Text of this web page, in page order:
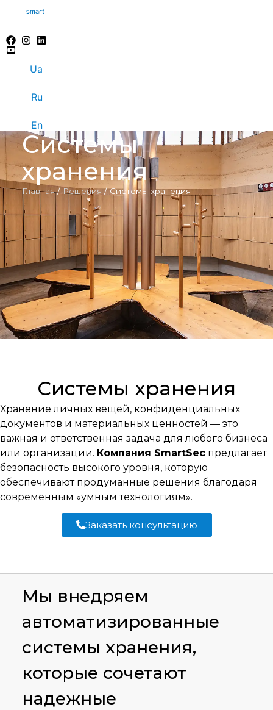
Ua
Ru
En
Системы
хранения
Главная/Решения/Системы хранения
Системы хранения
Хранение личных вещей, конфиденциальных
документов и материальных ценностей — это
важная и ответственная задача для любого бизнеса
или организации. Компания SmartSec предлагает
безопасность высокого уровня, которую
обеспечивают продуманные решения благодаря
современным «умным технологиям».
Заказать консультацию
Мы внедряем
автоматизированные
системы хранения,
которые сочетают
надежные